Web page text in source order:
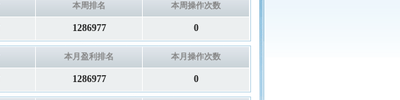
本周排名 本周操作次数
1286977 0
本月盈利排名 本月操作次数
1286977 0